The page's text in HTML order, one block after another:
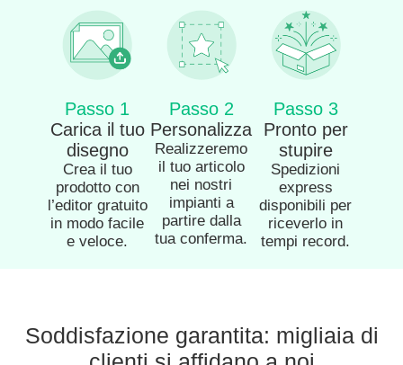
Passo 1
Carica il tuo
disegno
Crea il tuo
prodotto con
l’editor gratuito
in modo facile
e veloce.
Passo 2
Personalizza
Realizzeremo
il tuo articolo
nei nostri
impianti a
partire dalla
tua conferma.
Passo 3
Pronto per
stupire
Spedizioni
express
disponibili per
riceverlo in
tempi record.
Soddisfazione garantita: migliaia di